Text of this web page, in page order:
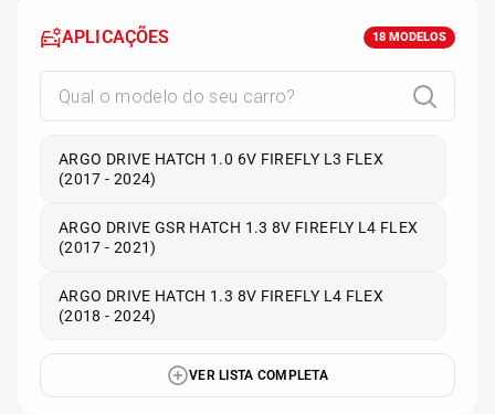
APLICAÇÕES 18 MODELOS
ARGO DRIVE HATCH 1.0 6V FIREFLY L3 FLEX
(2017 - 2024)
ARGO DRIVE GSR HATCH 1.3 8V FIREFLY L4 FLEX
(2017 - 2021)
ARGO DRIVE HATCH 1.3 8V FIREFLY L4 FLEX
(2018 - 2024)
VER LISTA COMPLETA